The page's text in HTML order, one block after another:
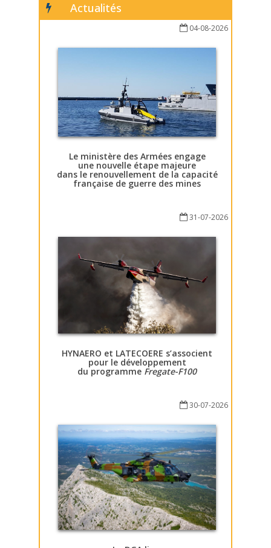
Actualités
04-08-2026
Le ministère des Armées engage
une nouvelle étape majeure
dans le renouvellement de la capacité
française de guerre des mines
31-07-2026
HYNAERO et LATECOERE s’associent
pour le développement
du programme Fregate-F100
30-07-2026